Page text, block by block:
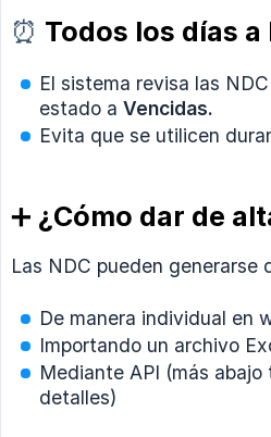
⏰ Todos los días
El sistema revisa las
estado a Vencidas.
Evita que se utilicen
➕ ¿Cómo dar de
Las NDC pueden generarse
De manera individual en
Importando un archivo
Mediante API (más abajo
detalles)